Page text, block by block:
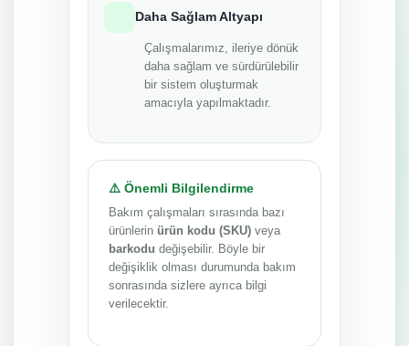
Daha Sağlam Altyapı
Çalışmalarımız, ileriye dönük
daha sağlam ve sürdürülebilir
bir sistem oluşturmak
amacıyla yapılmaktadır.
⚠️ Önemli Bilgilendirme
Bakım çalışmaları sırasında bazı
ürünlerin ürün kodu (SKU) veya
barkodu değişebilir. Böyle bir
değişiklik olması durumunda bakım
sonrasında sizlere ayrıca bilgi
verilecektir.